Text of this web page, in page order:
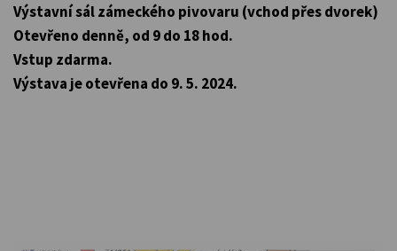
Výstavní sál zámeckého pivovaru (vchod přes dvorek)
Otevřeno denně, od 9 do 18 hod.
Vstup zdarma.
Výstava je otevřena do 9. 5. 2024.